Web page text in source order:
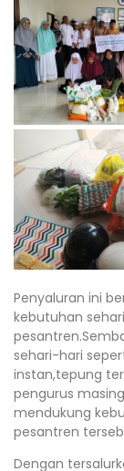
Penyaluran ini
kebutuhan
sehari-hari
instan,tepung
pengurus
mendukung
pesantren
Dengan